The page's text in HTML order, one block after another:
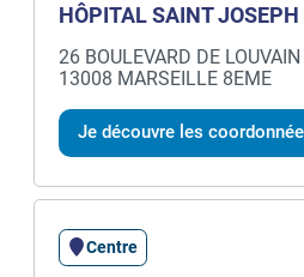
HÔPITAL SAINT JOSEPH
26 BOULEVARD DE LOUVAIN
13008 MARSEILLE 8EME
Je découvre les
Centre